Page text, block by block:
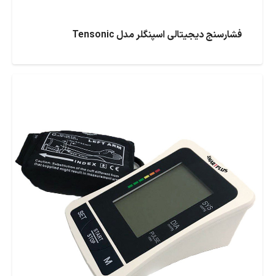
فشارسنج دیجیتالی اسپنگلر مدل Tensonic